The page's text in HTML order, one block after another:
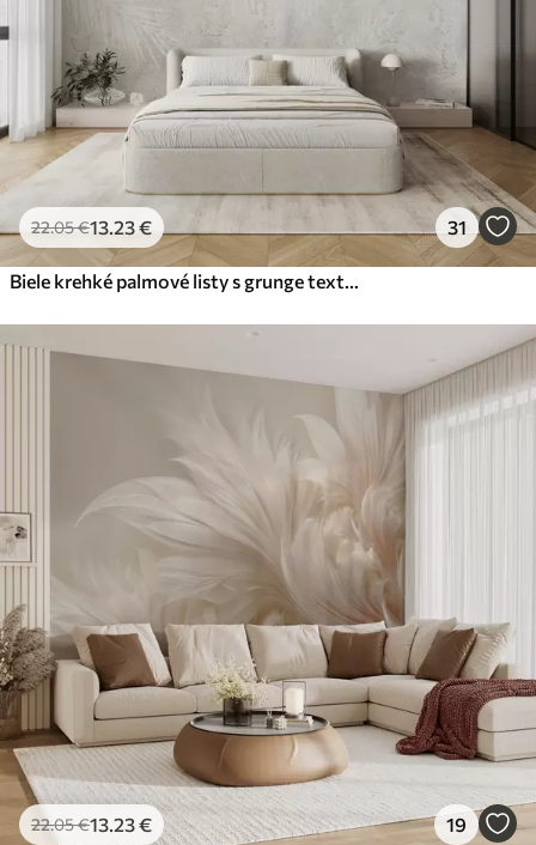
Prémiový vinyl
.0039.00
Peel and Stick
81
22.05€13 .23€ 31
22.05€13 .23€ 19